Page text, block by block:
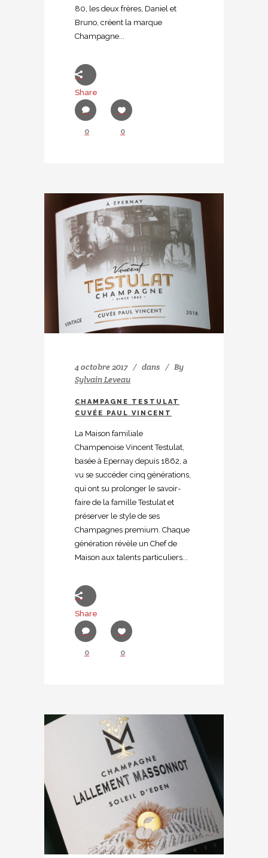
80, les deux frères, Daniel et
Bruno, créent la marque
Champagne...
Share
0 0
4 octobre 2017 dans
By
Sylvain Leveau
CHAMPAGNE TESTULAT
CUVÉE PAUL VINCENT
La Maison familiale
Champenoise Vincent Testulat,
basée à Epernay depuis 1862, a
vu se succéder cinq générations,
qui ont su prolonger le savoir-
faire de la famille Testulat et
préserver le style de ses
Champagnes premium. Chaque
génération révèle un Chef de
Maison aux talents particuliers...
Share
0 0